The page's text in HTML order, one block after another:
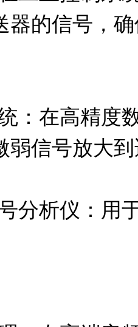
器的信号，
弱信号放大